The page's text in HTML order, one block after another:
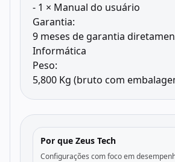
- 1 × Manual do usuário
Garantia:
9 meses de garantia
Informática
Peso:
5,800 Kg (bruto com
Por que Zeus Tech
Configurações com foco em